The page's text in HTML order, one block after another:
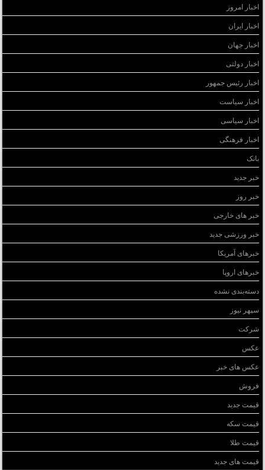
اخبار امروز
اخبار ایران
اخبار جهان
اخبار دولتی
اخبار رئیس جمهور
اخبار سیاست
اخبار سیاسی
اخبار فرهنگی
بانک
خبر جدید
خبر روز
خبر های خارجی
خبر ورزشی جدید
خبرهای آمریکا
خبرهای اروپا
دسته‌بندی نشده
سپهر نیوز
شرکت
عکس
عکس های خبر
فروش
قیمت جدید
قیمت سکه
قیمت طلا
قیمت های جدید